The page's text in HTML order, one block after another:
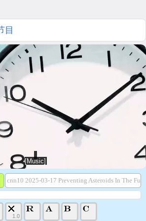
目
cnn10 2025-03-17 Preventing Asteroids In The
1.0